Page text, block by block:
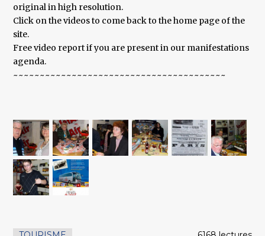
original in high resolution.
Click on the videos to come back to the home page of the
site.
Free video report if you are present in our manifestations
agenda.
~~~~~~~~~~~~~~~~~~~~~~~~~~~~~~~~~~~~~~~~